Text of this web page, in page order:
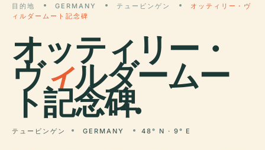
目的地 GERMANY テュービンゲン
オッティリー・ヴ
ィルダームート記念碑
オッティリー・
ヴィルダームー
ト記念碑.
テュービンゲン GERMANY 48° N · 9° E